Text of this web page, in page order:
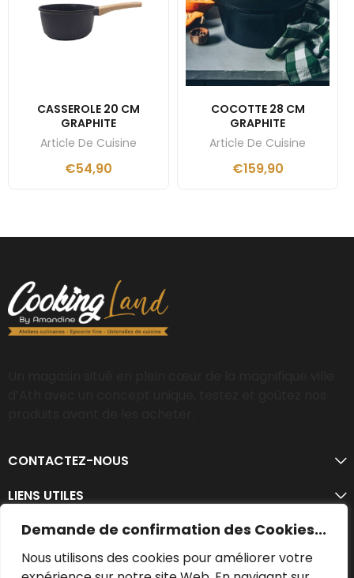
Demande de confirmation des Cookies...
Nous utilisons des cookies pour améliorer votre
CASSEROLE 20 CM
GRAPHITE
Article De Cuisine
€54,90
COCOTTE 28 CM
GRAPHITE
Article De Cuisine
€159,90
CONTACTEZ-NOUS
LIENS UTILES